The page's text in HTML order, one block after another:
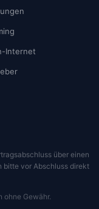
Internet
über einen
bitte vor Abschluss direkt
ohne Gewähr.